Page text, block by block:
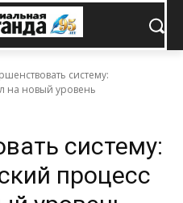
систему:
на новый уровень
систему:
процесс